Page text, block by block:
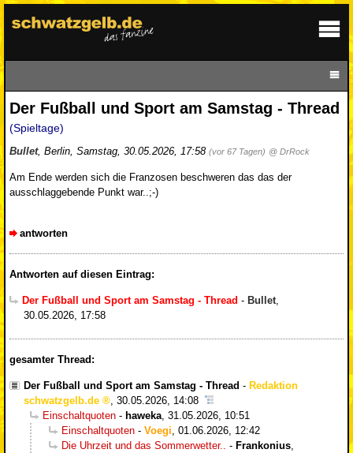
Der Fußball und Sport am Samstag - Thread
(Spieltage)
Bullet, Berlin, Samstag, 30.05.2026, 17:58 (vor 67 Tagen) @ DrRock
Am Ende werden sich die Franzosen beschweren das das der
ausschlaggebende Punkt war..;-)
antworten
Antworten auf diesen Eintrag:
Der Fußball und Sport am Samstag - Thread - Bullet,
30.05.2026, 17:58
gesamter Thread:
Der Fußball und Sport am Samstag - Thread - Redaktion
schwatzgelb.de
30.05.2026, 14:08
Einschaltquoten - haweka 31.05.2026, 10:51
Einschaltquoten - Voegi 01.06.2026, 12:42
Die Uhrzeit und das Sommerwetter..
- Frankonius